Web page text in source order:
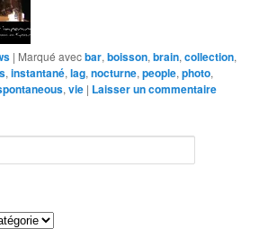
| Marqué avecbar,boisson,brain,collection,
,instantané,lag,nocturne,people,photo,
,vie | Laisser un commentaire